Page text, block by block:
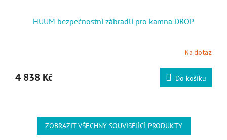
HUUM bezpečnostní zábradlí pro kamna DROP
Na dotaz
4 838 Kč Do košíku
ZOBRAZIT VŠECHNY SOUVISEJÍCÍ PRODUKTY